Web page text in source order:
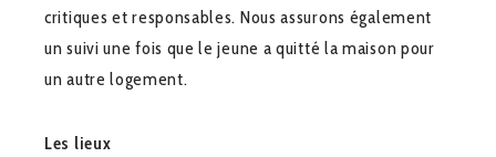
critiques et responsables. Nous assurons également
un suivi une fois que le jeune a quitté la maison pour
un autre logement.
Les lieux